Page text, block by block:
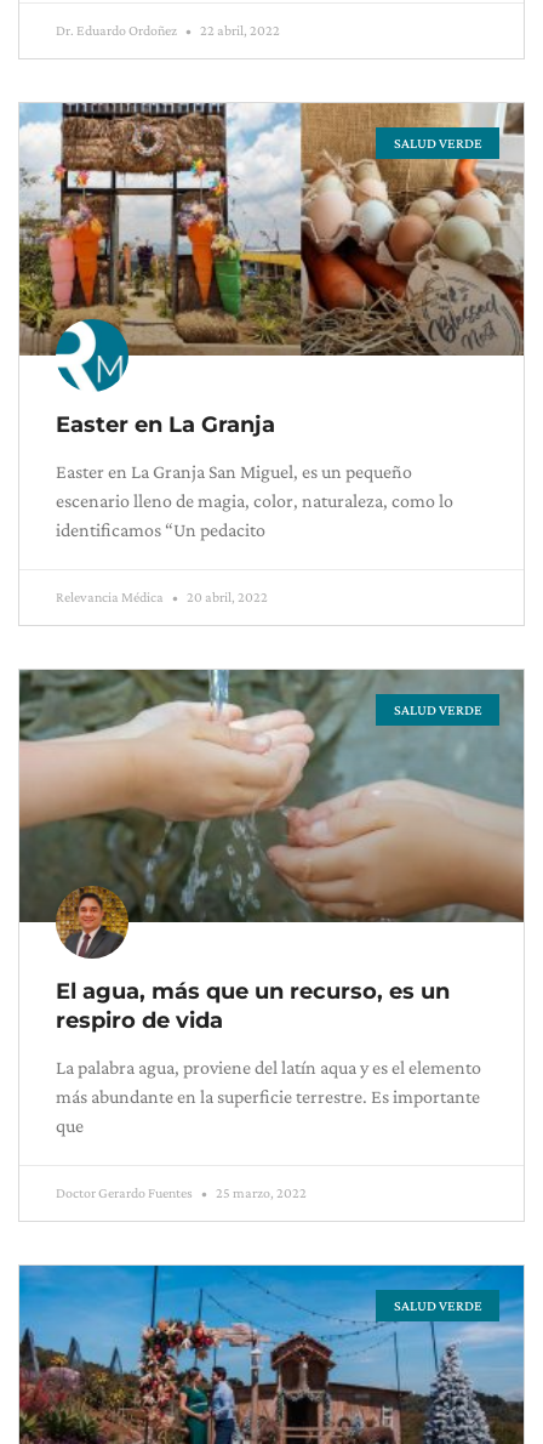
Dr. Eduardo Ordoñez 22 abril, 2022
SALUD VERDE
Easter en La Granja
Easter en La Granja San Miguel, es un pequeño
escenario lleno de magia, color, naturaleza, como lo
identificamos “Un pedacito
Relevancia Médica 20 abril, 2022
SALUD VERDE
El agua, más que un recurso, es un
respiro de vida
La palabra agua, proviene del latín aqua y es el elemento
más abundante en la superficie terrestre. Es importante
que
Doctor Gerardo Fuentes 25 marzo, 2022
SALUD VERDE